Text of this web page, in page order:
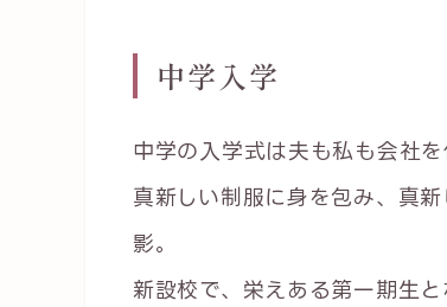
中学入学
中学の入学式は夫も私も会社
真新しい制服に身を包み、真
影。
新設校で、栄えある第一期生